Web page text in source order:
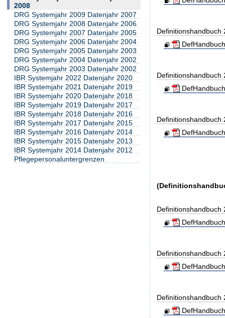
Definitionshandbuch
Definitionshandbuch
Definitionshandbuch
Definitionshandbuch
Definitionshandbuch
Definitionshandbuch
2008
DRG Systemjahr 2009 Datenjahr 2007
DRG Systemjahr 2008 Datenjahr 2006
DRG Systemjahr 2007 Datenjahr 2005
DRG Systemjahr 2006 Datenjahr 2004
DRG Systemjahr 2005 Datenjahr 2003
DRG Systemjahr 2004 Datenjahr 2002
DRG Systemjahr 2003 Datenjahr 2002
IBR Systemjahr 2022 Datenjahr 2020
IBR Systemjahr 2021 Datenjahr 2019
IBR Systemjahr 2020 Datenjahr 2018
IBR Systemjahr 2019 Datenjahr 2017
IBR Systemjahr 2018 Datenjahr 2016
IBR Systemjahr 2017 Datenjahr 2015
IBR Systemjahr 2016 Datenjahr 2014
IBR Systemjahr 2015 Datenjahr 2013
IBR Systemjahr 2014 Datenjahr 2012
Pflegepersonaluntergrenzen